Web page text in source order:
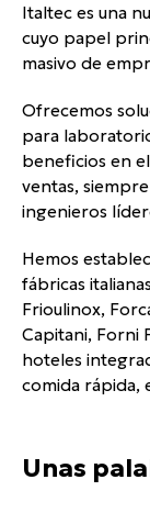
Italtec es una
cuyo papel
masivo de
Ofrecemos
para
beneficios en
ventas,
ingenieros
Hemos
fábricas
Frioulinox,
Capitani, Forni
hoteles
comida rápida,
Unas